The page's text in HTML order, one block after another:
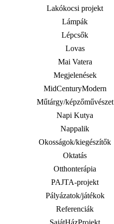
Lakókocsi projekt
Lámpák
Lépcsők
Lovas
Mai Vatera
Megjelenések
MidCenturyModern
Műtárgy/képzőművészet
Napi Kutya
Nappalik
Okosságok/kiegészítők
Oktatás
Otthonterápia
PAJTA-projekt
Pályázatok/játékok
Referenciák